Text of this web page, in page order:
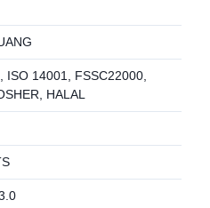
ISO 14001, FSSC22000,
HALAL